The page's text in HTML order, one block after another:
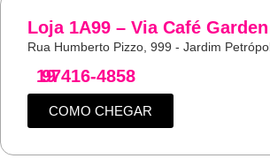
Loja 1A99 – Via Café
Rua Humberto Pizzo, 999 - Jardim
19
97416-4858
COMO CHEGAR